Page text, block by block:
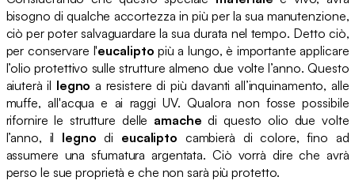
bisogno di qualche accortezza in più per la sua manutenzione,
ciò per poter salvaguardare la sua durata nel tempo. Detto ciò,
per conservare l'eucalipto più a lungo, è importante applicare
l’olio protettivo sulle strutture almeno due volte l’anno. Questo
aiuterà il legno a resistere di più davanti all’inquinamento, alle
muffe, all'acqua e ai raggi UV. Qualora non fosse possibile
rifornire le strutture delle amache di questo olio due volte
l’anno, il legno di eucalipto cambierà di colore, fino ad
assumere una sfumatura argentata. Ciò vorrà dire che avrà
perso le sue proprietà e che non sarà più protetto.